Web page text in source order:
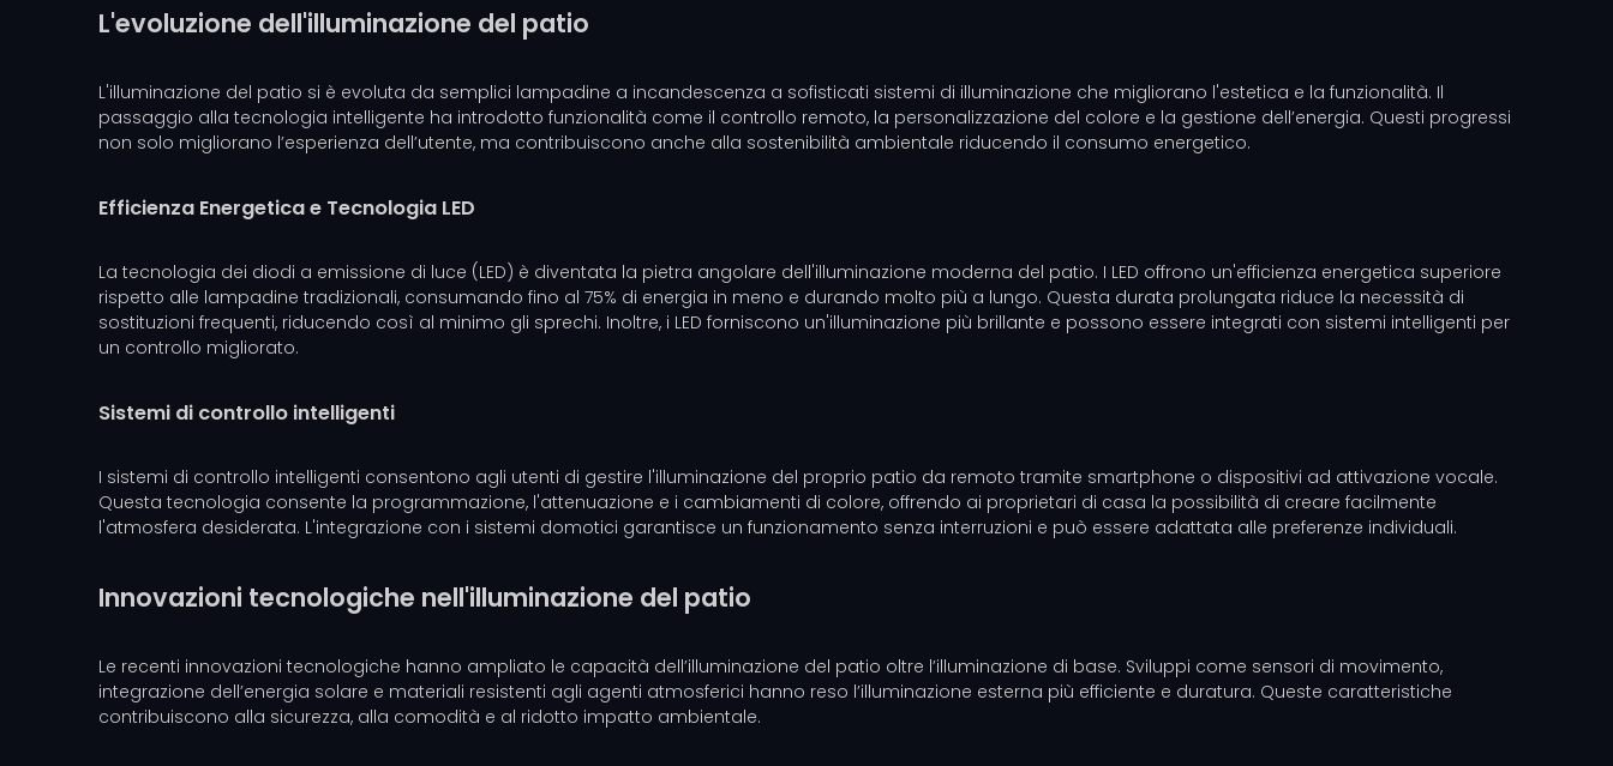
L'evoluzione dell'illuminazione del patio
L'illuminazione del patio si è evoluta da semplici lampadine a incandescenza a sofisticati sistemi di illuminazione che migliorano l'estetica e la funzionalità. Il
passaggio alla tecnologia intelligente ha introdotto funzionalità come il controllo remoto, la personalizzazione del colore e la gestione dell’energia. Questi progressi
non solo migliorano l’esperienza dell’utente, ma contribuiscono anche alla sostenibilità ambientale riducendo il consumo energetico.
Efficienza Energetica e Tecnologia LED
La tecnologia dei diodi a emissione di luce (LED) è diventata la pietra angolare dell'illuminazione moderna del patio. I LED offrono un'efficienza energetica superiore
rispetto alle lampadine tradizionali, consumando fino al 75% di energia in meno e durando molto più a lungo. Questa durata prolungata riduce la necessità di
sostituzioni frequenti, riducendo così al minimo gli sprechi. Inoltre, i LED forniscono un'illuminazione più brillante e possono essere integrati con sistemi intelligenti per
un controllo migliorato.
Sistemi di controllo intelligenti
I sistemi di controllo intelligenti consentono agli utenti di gestire l'illuminazione del proprio patio da remoto tramite smartphone o dispositivi ad attivazione vocale.
Questa tecnologia consente la programmazione, l'attenuazione e i cambiamenti di colore, offrendo ai proprietari di casa la possibilità di creare facilmente
l'atmosfera desiderata. L'integrazione con i sistemi domotici garantisce un funzionamento senza interruzioni e può essere adattata alle preferenze individuali.
Innovazioni tecnologiche nell'illuminazione del patio
Le recenti innovazioni tecnologiche hanno ampliato le capacità dell’illuminazione del patio oltre l’illuminazione di base. Sviluppi come sensori di movimento,
integrazione dell’energia solare e materiali resistenti agli agenti atmosferici hanno reso l’illuminazione esterna più efficiente e duratura. Queste caratteristiche
contribuiscono alla sicurezza, alla comodità e al ridotto impatto ambientale.